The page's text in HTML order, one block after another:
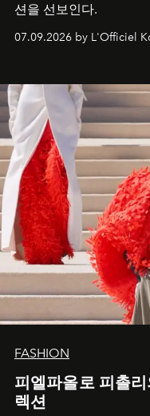
션을 선보인다.
07.09.2026 by L'Officiel
FASHION
피엘파올로 피촐
렉션